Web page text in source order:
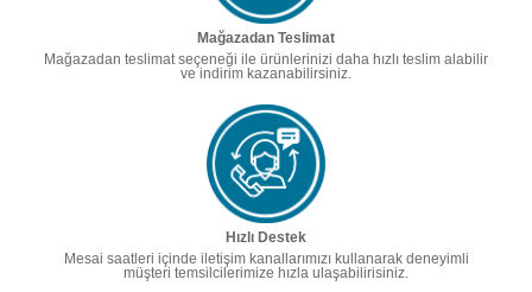
Mağazadan Teslimat
Mağazadan teslimat seçeneği ile ürünlerinizi daha hızlı teslim alabilir
ve indirim kazanabilirsiniz.
Hızlı Destek
Mesai saatleri içinde iletişim kanallarımızı kullanarak deneyimli
müşteri temsilcilerimize hızla ulaşabilirisiniz.